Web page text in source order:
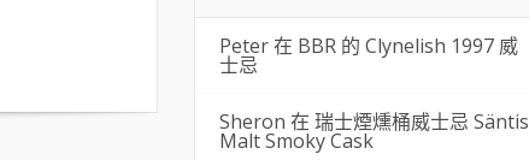
Peter 在 BBR 的 Clynelish 1997 威
士忌
Sheron 在 瑞士煙燻桶威士忌 Säntis
Malt Smoky Cask